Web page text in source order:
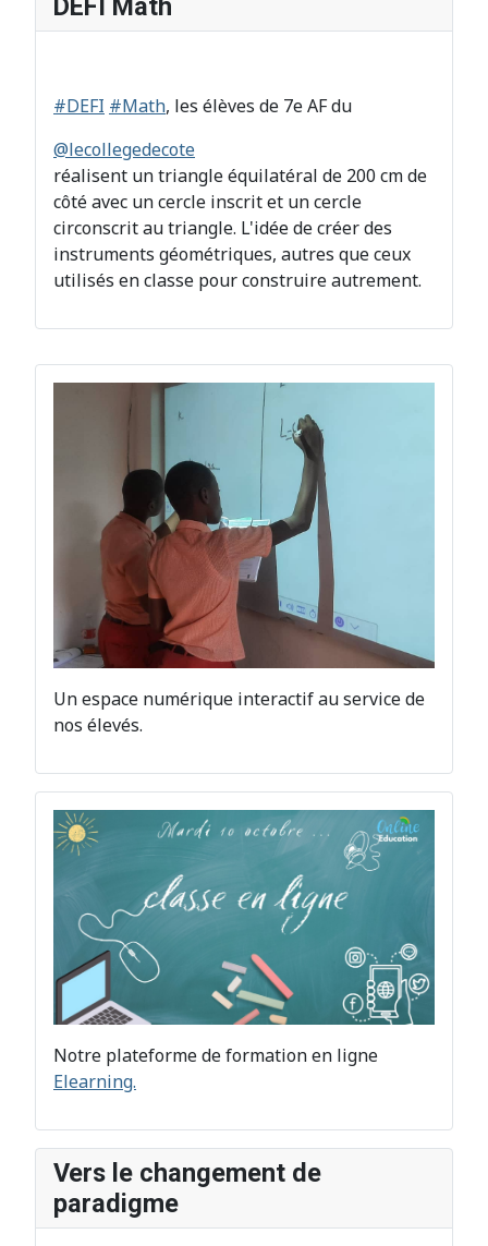
Un espace numérique interactif au service de
nos élevés.
Notre plateforme de formation en ligne
Elearning.
Vers le changement de
paradigme
DEFI Math
#DEFI #Math, les élèves de 7e AF du
@lecollegedecote
réalisent un triangle équilatéral de 200 cm de
côté avec un cercle inscrit et un cercle
circonscrit au triangle. L'idée de créer des
instruments géométriques, autres que ceux
utilisés en classe pour construire autrement.